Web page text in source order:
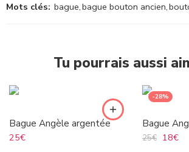
Mots clés: bague,bague bouton ancien,
Tu pourrais aussi
Bague Angèle argentée
25€
-28%
Bague
25€ 18€